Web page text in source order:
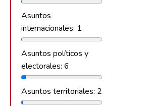
Asuntos
internacionales: 1
Asuntos políticos y
electorales: 6
Asuntos territoriales: 2